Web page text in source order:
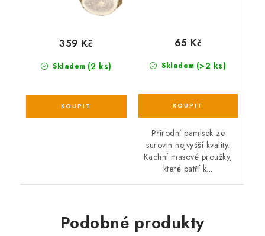
Skladem (2 ks)
359 Kč
Skladem (>2 ks)
65 Kč
Přírodní pamlsek ze
surovin nejvyšší kvality.
Kachní masové proužky,
které patří k...
Podobné produkty